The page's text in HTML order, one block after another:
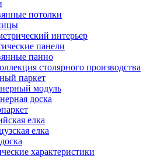
потолки
интерьер
панели
панно
столярного производства
паркет
модуль
доска
елка
елка
характеристики